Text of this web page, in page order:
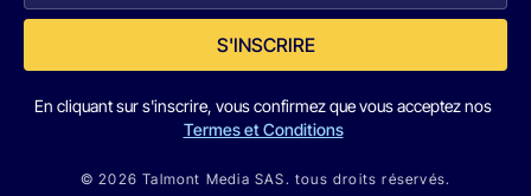
S'INSCRIRE
En cliquant sur s'inscrire, vous confirmez que vous acceptez nos
Termes et Conditions
© 2026 Talmont Media SAS. tous droits réservés.